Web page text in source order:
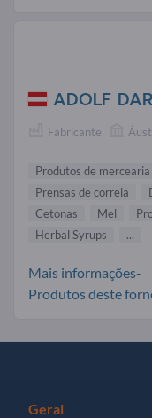
ADOLF
Fabricante
Produtos de mercearia
Prensas de correia
Cetonas
Mel
Herbal Syrups
...
Mais informações-
Produtos deste
Geral